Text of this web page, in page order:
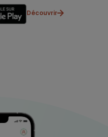
Découvrir